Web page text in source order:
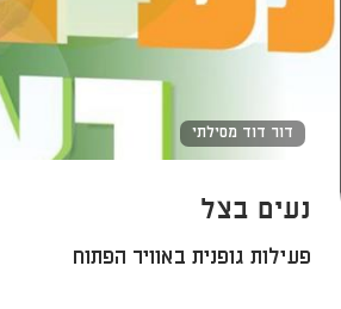
דור דוד מסילתי
נעים בצל
פעילות גופנית באוויר הפתוח